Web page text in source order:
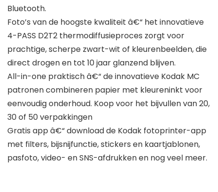
Bluetooth.
Foto’s van de hoogste kwaliteit â€“ het innovatieve
4-PASS D2T2 thermodiffusieproces zorgt voor
prachtige, scherpe zwart-wit of kleurenbeelden, die
direct drogen en tot 10 jaar glanzend blijven.
All-in-one praktisch â€“ de innovatieve Kodak MC
patronen combineren papier met kleureninkt voor
eenvoudig onderhoud. Koop voor het bijvullen van 20,
30 of 50 verpakkingen
Gratis app â€“ download de Kodak fotoprinter-app
met filters, bijsnijfunctie, stickers en kaartjablonen,
pasfoto, video- en SNS-afdrukken en nog veel meer.